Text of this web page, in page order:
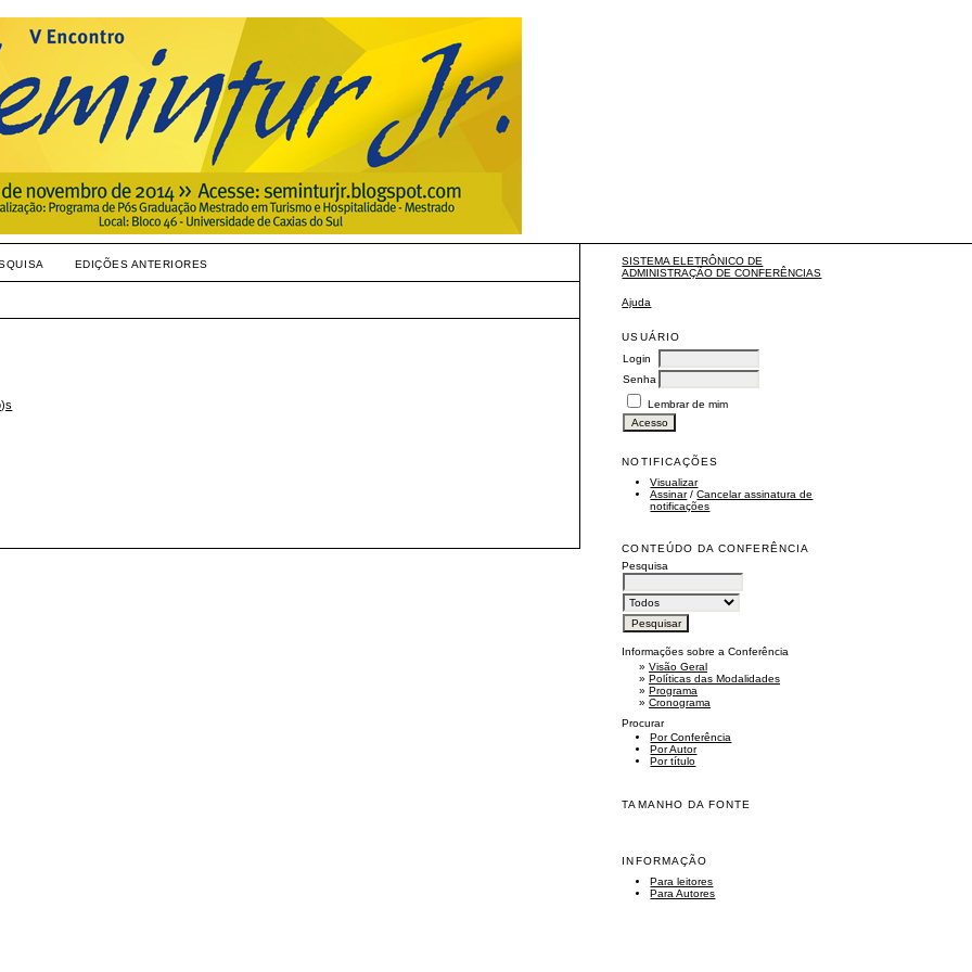
SISTEMA ELETRÔNICO DE
ADMINISTRAÇÃO DE CONFERÊNCIAS
Ajuda
USUÁRIO
Login
Senha
Lembrar de mim
NOTIFICAÇÕES
Visualizar
Assinar/Cancelar assinatura de
notificações
CONTEÚDO DA CONFERÊNCIA
Pesquisa
Informações sobre a Conferência
»Visão Geral
»Políticas das Modalidades
»Programa
»Cronograma
Procurar
Por Conferência
Por Autor
Por título
TAMANHO DA FONTE
INFORMAÇÃO
Para leitores
Para Autores
EDIÇÕES ANTERIORES